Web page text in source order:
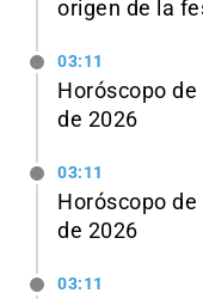
origen de la
03:11
Horóscopo
de 2026
03:11
Horóscopo
de 2026
03:11